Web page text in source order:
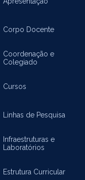
Corpo Docente
Coordenação e
Colegiado
Cursos
Linhas de Pesquisa
Infraestruturas e
Laboratórios
Estrutura Curricular